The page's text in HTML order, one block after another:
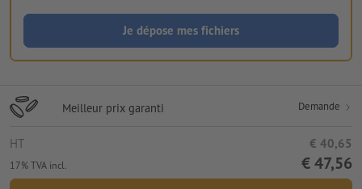
Je dépose mes fichiers
Meilleur prix garanti Demande
HT € 40,65
17% TVA incl. € 47,56